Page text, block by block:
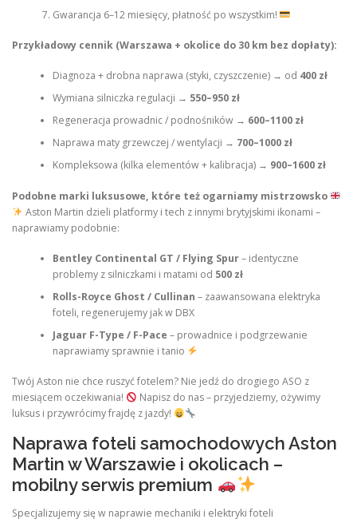
Gwarancja 6–12 miesięcy, płatność po wszystkim!
Przykładowy cennik (Warszawa + okolice do 30 km bez dopłaty):
Diagnoza + drobna naprawa (styki, czyszczenie) → od 400 zł
Wymiana silniczka regulacji → 550–950 zł
Regeneracja prowadnic / podnośników → 600–1100 zł
Naprawa maty grzewczej / wentylacji → 700–1000 zł
Kompleksowa (kilka elementów + kalibracja) → 900–1600 zł
Podobne marki luksusowe, które też ogarniamy mistrzowsko
Aston Martin dzieli platformy i tech z innymi brytyjskimi ikonami –
naprawiamy podobnie:
Bentley Continental GT / Flying Spur– identyczne
problemy z silniczkami i matami od 500 zł
Rolls-Royce Ghost / Cullinan – zaawansowana elektryka
foteli, regenerujemy jak w DBX
Jaguar F-Type / F-Pace – prowadnice i podgrzewanie
naprawiamy sprawnie i tanio
Twój Aston nie chce ruszyć fotelem? Nie jedź do drogiego ASO z
miesiącem oczekiwania!
Napisz do nas – przyjedziemy, ożywimy
luksus i przywrócimy frajdę z jazdy!
Naprawa foteli samochodowych Aston
Martin w Warszawie i okolicach –
mobilny serwis premium
Specjalizujemy się w naprawie mechaniki i elektryki foteli